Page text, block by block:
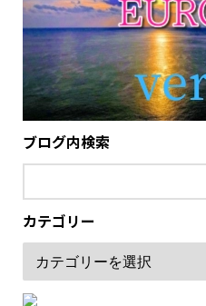
ブログ内検索
カテゴリー